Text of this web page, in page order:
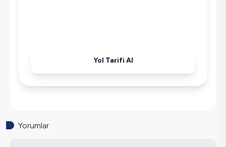
Yol Tarifi Al
Yorumlar